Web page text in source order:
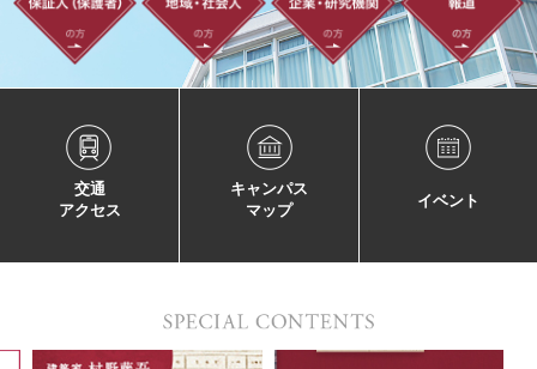
交通
アクセス
キャンパス
マップ
イベント